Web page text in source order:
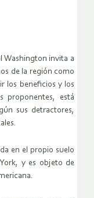
Washington invita a
de la región como
los beneficios y los
proponentes, está
sus detractores,
en el propio suelo
y es objeto de